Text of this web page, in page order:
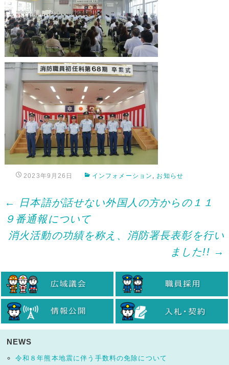
2023年9月26日 インフォメーション お知らせ
Post
navigation
←
日本語が話せない外国人の方からの１１
９番通報について
消火活動の功績を称え、消防署長表彰を行い
ました!! →
NEWS
令和８年熊本地震に伴う手数料の免除について